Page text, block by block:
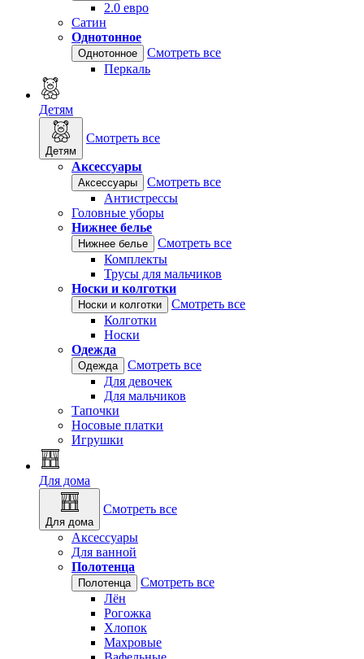
2.0 евро
Сатин
Однотонное
Однотонное
Смотреть все
Перкаль
Детям
Детям
Смотреть все
Аксессуары
Аксессуары
Смотреть все
Антистрессы
Головные уборы
Нижнее белье
Нижнее белье
Смотреть все
Комплекты
Трусы для мальчиков
Носки и колготки
Носки и колготки
Смотреть все
Колготки
Носки
Одежда
Одежда
Смотреть все
Для девочек
Для мальчиков
Тапочки
Носовые платки
Игрушки
Для дома
Для дома
Смотреть все
Аксессуары
Для ванной
Полотенца
Полотенца
Смотреть все
Лён
Рогожка
Хлопок
Махровые